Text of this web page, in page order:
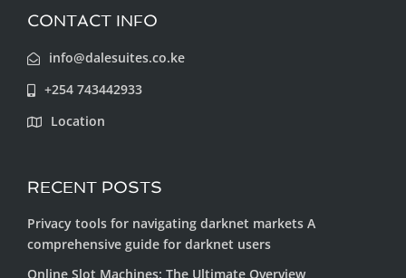
CONTACT INFO
info@dalesuites.co.ke
+254 743442933
Location
RECENT POSTS
Privacy tools for navigating darknet markets A
comprehensive guide for darknet users
Online Slot Machines: The Ultimate Overview